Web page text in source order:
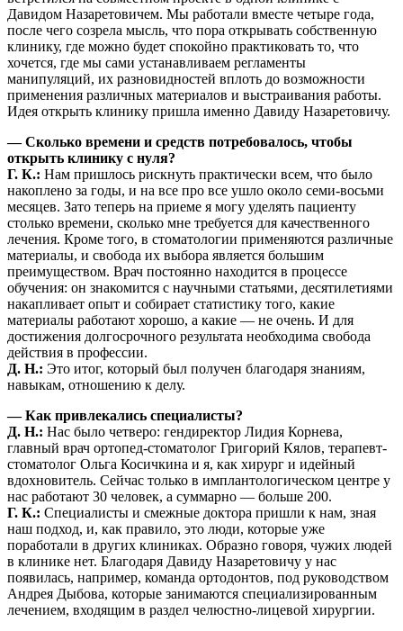
Давидом Назаретовичем. Мы работали вместе четыре года,
после чего созрела мысль, что пора открывать собственную
клинику, где можно будет спокойно практиковать то, что
хочется, где мы сами устанавливаем регламенты
манипуляций, их разновидностей вплоть до возможности
применения различных материалов и выстраивания работы.
Идея открыть клинику пришла именно Давиду Назаретовичу.
— Сколько времени и средств потребовалось, чтобы
открыть клинику с нуля?
Г. К.: Нам пришлось рискнуть практически всем, что было
накоплено за годы, и на все про все ушло около семи-восьми
месяцев. Зато теперь на приеме я могу уделять пациенту
столько времени, сколько мне требуется для качественного
лечения. Кроме того, в стоматологии применяются различные
материалы, и свобода их выбора является большим
преимуществом. Врач постоянно находится в процессе
обучения: он знакомится с научными статьями, десятилетиями
накапливает опыт и собирает статистику того, какие
материалы работают хорошо, а какие — не очень. И для
достижения долгосрочного результата необходима свобода
действия в профессии.
Д. Н.: Это итог, который был получен благодаря знаниям,
навыкам, отношению к делу.
— Как привлекались специалисты?
Д. Н.: Нас было четверо: гендиректор Лидия Корнева,
главный врач ортопед-стоматолог Григорий Кялов, терапевт-
стоматолог Ольга Косичкина и я, как хирург и идейный
вдохновитель. Сейчас только в имплантологическом центре у
нас работают 30 человек, а суммарно — больше 200.
Г. К.: Специалисты и смежные доктора пришли к нам, зная
наш подход, и, как правило, это люди, которые уже
поработали в других клиниках. Образно говоря, чужих людей
в клинике нет. Благодаря Давиду Назаретовичу у нас
появилась, например, команда ортодонтов, под руководством
Андрея Дыбова, которые занимаются специализированным
лечением, входящим в раздел челюстно-лицевой хирургии.